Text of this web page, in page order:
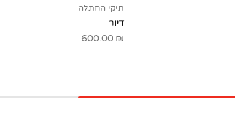
תיקי החתלה
דיור
600.00 ₪